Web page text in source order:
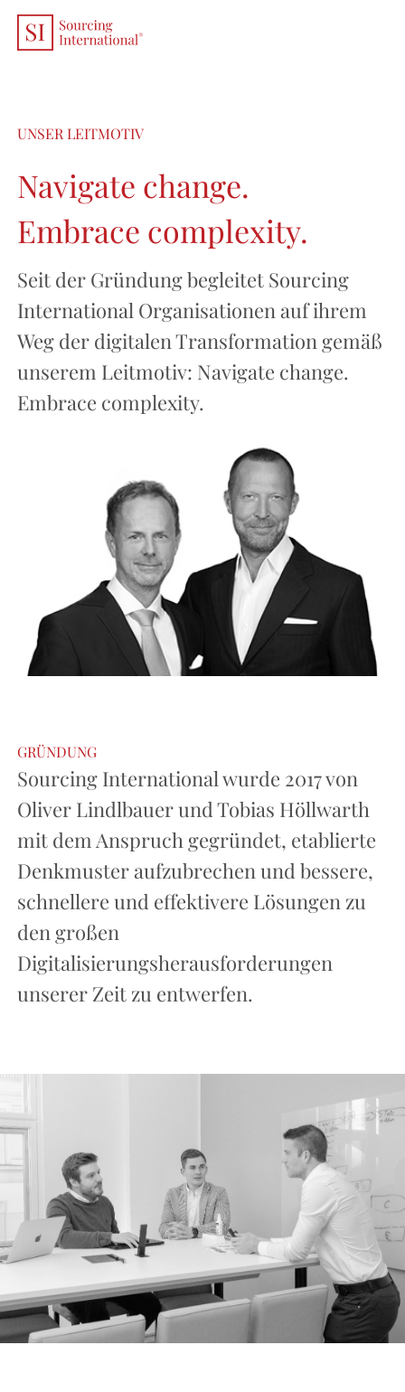
UNSER LEITMOTIV
Navigate change.
Embrace complexity.
Seit der Gründung begleitet Sourcing
International Organisationen auf ihrem
Weg der digitalen Transformation gemäß
unserem Leitmotiv: Navigate change.
Embrace complexity.
GRÜNDUNG
Sourcing International wurde 2017 von
Oliver Lindlbauer und Tobias Höllwarth
mit dem Anspruch gegründet, etablierte
Denkmuster aufzubrechen und bessere,
schnellere und effektivere Lösungen zu
den großen
Digitalisierungsherausforderungen
unserer Zeit zu entwerfen.